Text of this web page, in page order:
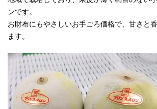
ンです。
お財布にもやさしいお手ごろ価格で、甘さと
ます。